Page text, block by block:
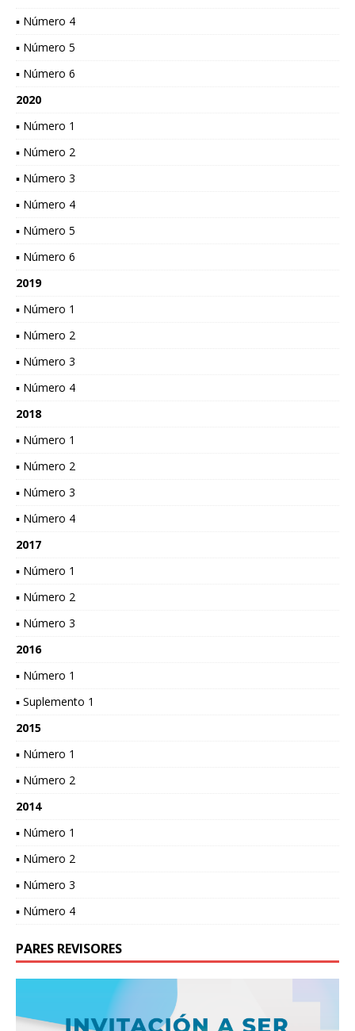
▪ Número 4
▪ Número 5
▪ Número 6
2020
▪ Número 1
▪ Número 2
▪ Número 3
▪ Número 4
▪ Número 5
▪ Número 6
2019
▪ Número 1
▪ Número 2
▪ Número 3
▪ Número 4
2018
▪ Número 1
▪ Número 2
▪ Número 3
▪ Número 4
2017
▪ Número 1
▪ Número 2
▪ Número 3
2016
▪ Número 1
▪ Suplemento 1
2015
▪ Número 1
▪ Número 2
2014
▪ Número 1
▪ Número 2
▪ Número 3
▪ Número 4
PARES REVISORES